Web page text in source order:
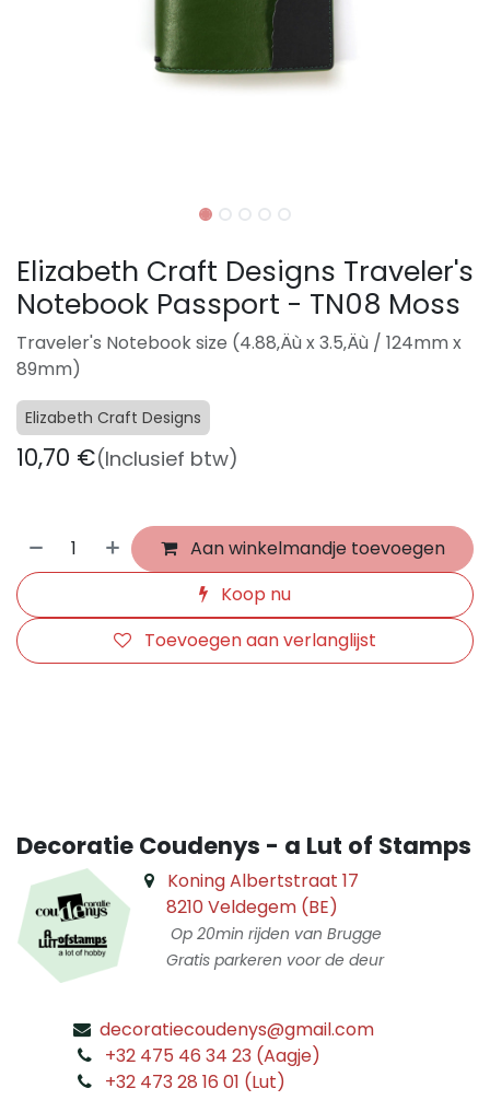
Elizabeth Craft Designs Traveler's
Notebook Passport - TN08 Moss
Traveler's Notebook size (4.88‚Äù x 3.5‚Äù / 124mm x
89mm)
Elizabeth Craft Designs
10,70 €(Inclusief btw)
Aan winkelmandje toevoegen
Koop nu
Toevoegen aan verlanglijst
Decoratie Coudenys - a Lut of Stamps
Koning Albertstraat 17
8210 Veldegem (BE)
Op 20min rijden van Brugge
Gratis parkeren voor de deur
decoratiecoudenys@gmail.com
+32 475 46 34 23 (Aagje)
+32 473 28 16 01 (Lut)